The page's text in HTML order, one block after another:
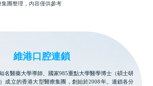
團整理，內容僅供參考
維港口腔連鎖
名醫藥大學導師、國家985重點大學醫學博士（碩士研
成立的香港大型醫療集團，創始於2008年。連鎖各分